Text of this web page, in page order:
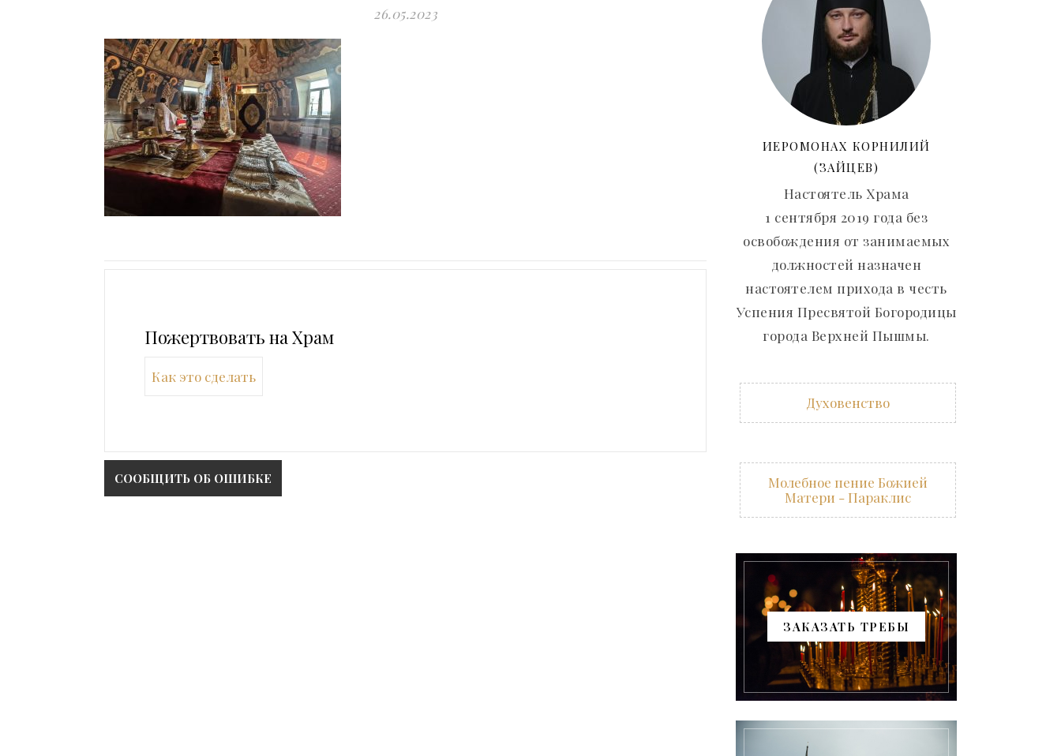
26.05.2023
Пожертвовать на Храм
Как это сделать
ИЕРОМОНАХ КОРНИЛИЙ
(ЗАЙЦЕВ)
Настоятель Храма
1 сентября 2019 года без
освобождения от занимаемых
должностей назначен
настоятелем прихода в честь
Успения Пресвятой Богородицы
города Верхней Пышмы.
Духовенство
Молебное пение Божией
Матери - Параклис
ЗАКАЗАТЬ ТРЕБЫ